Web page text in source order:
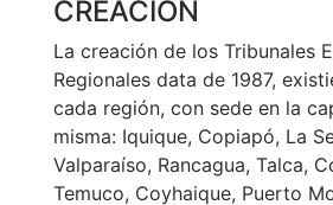
CREACIÓN
La creación de los Tribunales
Regionales data de 1987,
cada región, con sede en la
misma: Iquique, Copiapó, La
Valparaíso, Rancagua, Talca,
Temuco, Coyhaique, Puerto